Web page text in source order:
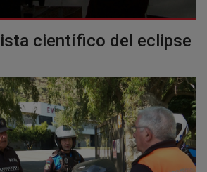
científico del eclipse